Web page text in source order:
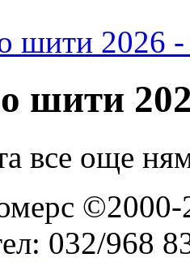
шити
шити
все още
©2000-
032/968